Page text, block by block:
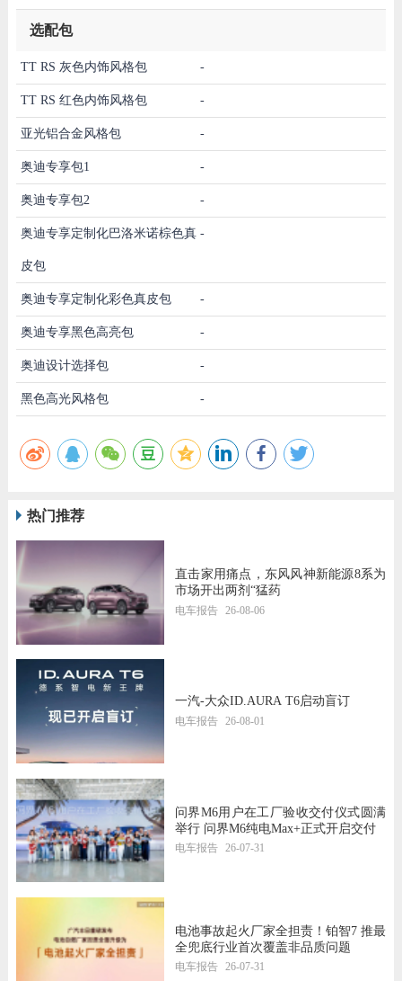
选配包
TT RS 灰色内饰风格包 -
TT RS 红色内饰风格包 -
亚光铝合金风格包 -
奥迪专享包1 -
奥迪专享包2 -
奥迪专享定制化巴洛米诺棕色真
皮包
-
奥迪专享定制化彩色真皮包 -
奥迪专享黑色高亮包 -
奥迪设计选择包 -
黑色高光风格包 -
热门推荐
直击家用痛点，东风风神新能源8系为
市场开出两剂“猛药
电车报告 26-08-06
一汽-大众ID.AURA T6启动盲订
电车报告 26-08-01
问界M6用户在工厂验收交付仪式圆满
举行 问界M6纯电Max+正式开启交付
电车报告 26-07-31
电池事故起火厂家全担责！铂智7 推最
全兜底行业首次覆盖非品质问题
电车报告 26-07-31